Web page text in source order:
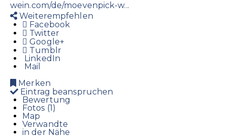
wein.com/de/moevenpick-w...
Weiterempfehlen
Facebook
Twitter
Google+
Tumblr
LinkedIn
Mail
Merken
Eintrag beanspruchen
Bewertung
Fotos (1)
Map
Verwandte
in der Nähe